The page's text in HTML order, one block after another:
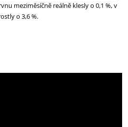
meziměsíčně reálně klesly o 0,1 %, v
o 3,6 %.